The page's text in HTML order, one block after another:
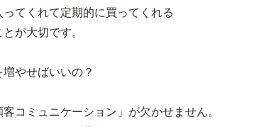
てくれて定期的に買ってくれる
が大切です。
やせばいいの？
コミュニケーション」が欠かせません。